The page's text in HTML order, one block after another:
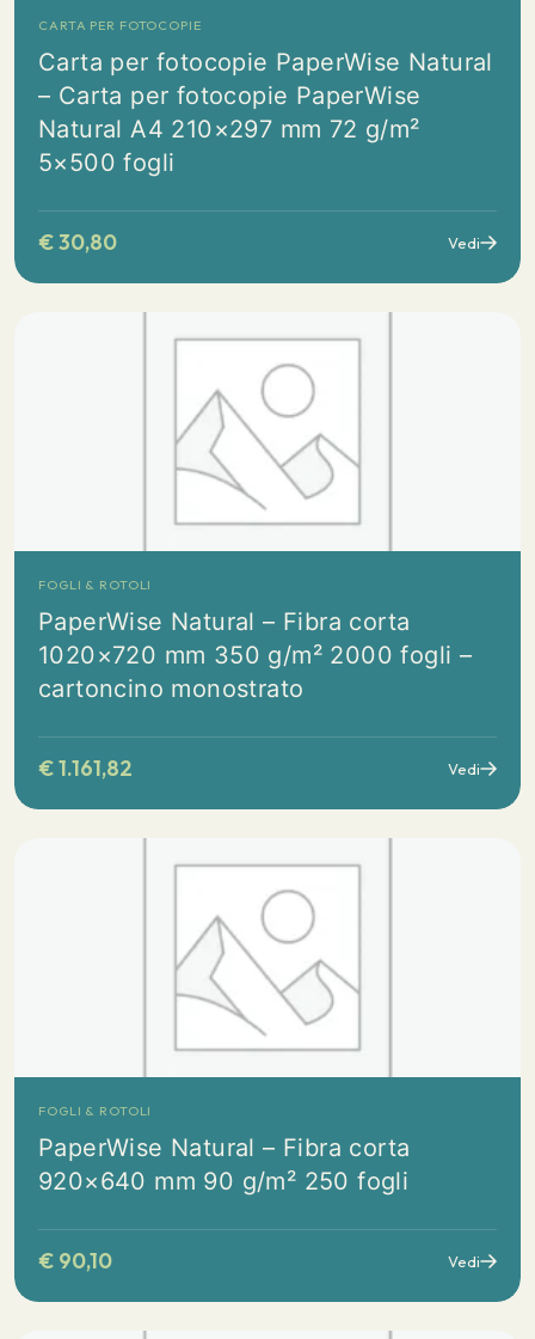
CARTA PER FOTOCOPIE
Carta per fotocopie PaperWise Natural
– Carta per fotocopie PaperWise
Natural A4 210×297 mm 72 g/m²
5×500 fogli
€30,80 Vedi
FOGLI & ROTOLI
PaperWise Natural – Fibra corta
1020×720 mm 350 g/m² 2000 fogli –
cartoncino monostrato
€1.161,82 Vedi
FOGLI & ROTOLI
PaperWise Natural – Fibra corta
920×640 mm 90 g/m² 250 fogli
€ 90,10 Vedi